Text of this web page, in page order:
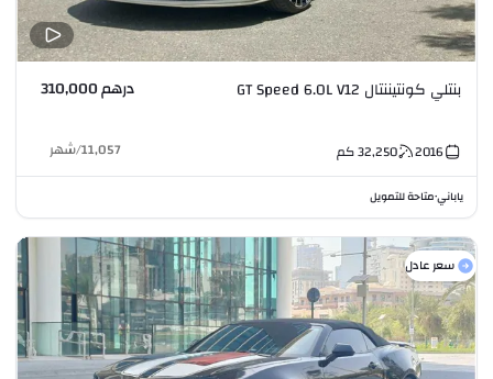
بنتلي كونتيننتال GT Speed 6.0L V12 درهم 310,000
2016
32,250كم 11,057
/شهر
ياباني•متاحة للتمويل
سعر عادل